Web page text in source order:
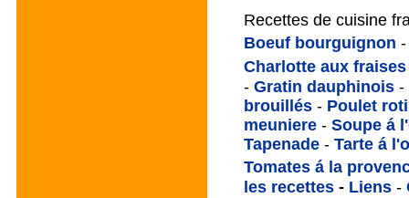
Recettes de cuisine
Boeuf bourguignon -
Charlotte aux fraises
- Gratin dauphinois -
brouillés - Poulet
meuniere - Soupe á
Tapenade - Tarte á
Tomates á la
les recettes - Liens -